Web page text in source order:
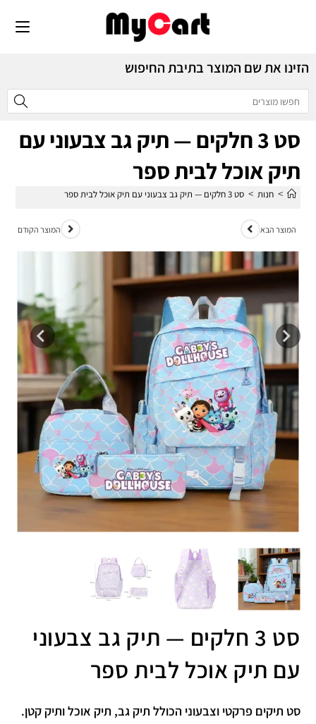
הזינו את שם המוצר בתיבת החיפוש
סט 3 חלקים — תיק גב צבעוני עם
תיק אוכל לבית ספר
> חנות > סט 3 חלקים — תיק גב צבעוני עם תיק אוכל לבית ספר
המוצר הקודם המוצר הבא
סט 3 חלקים — תיק גב צבעוני
עם תיק אוכל לבית ספר
סט תיקים פרקטי וצבעוני הכולל תיק גב, תיק אוכל ותיק קטן.